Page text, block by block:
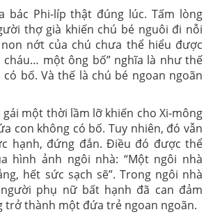
bác Phi-líp thật đúng lúc. Tấm lòng
thợ già khiến chú bé nguôi đi nỗi
nớt của chú chưa thể hiểu được
cháu… một ông bố” nghĩa là như thế
bố. Và thế là chú bé ngoan ngoãn
gái một thời lầm lỡ khiến cho Xi-mông
con không có bố. Tuy nhiên, đó vẫn
hạnh, đứng đắn. Điều đó được thể
hình ảnh ngôi nhà: “Một ngôi nhà
hết sức sạch sẽ”. Trong ngôi nhà
phụ nữ bất hạnh đã can đảm
trở thành một đứa trẻ ngoan ngoãn.